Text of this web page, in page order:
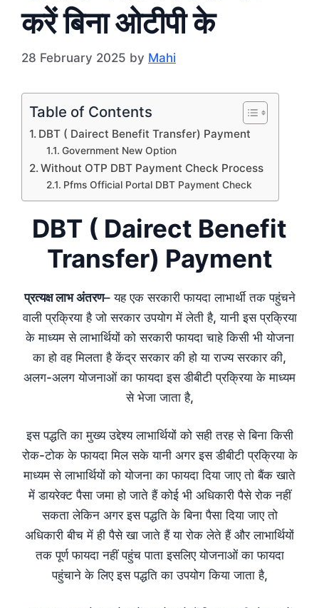
करें बिना ओटीपी के
28 February 2025 by Mahi
Table of Contents
DBT ( Dairect Benefit Transfer) Payment
Government New Option
Without OTP DBT Payment Check Process
Pfms Official Portal DBT Payment Check
DBT ( Dairect Benefit
Transfer) Payment
प्रत्यक्ष लाभ अंतरण– यह एक सरकारी फायदा लाभार्थी तक पहुंचने
वाली प्रक्रिया है जो सरकार उपयोग में लेती है, यानी इस प्रक्रिया
के माध्यम से लाभार्थियों को सरकारी फायदा चाहे किसी भी योजना
का हो वह मिलता है केंद्र सरकार की हो या राज्य सरकार की,
अलग-अलग योजनाओं का फायदा इस डीबीटी प्रक्रिया के माध्यम
से भेजा जाता है,
इस पद्धति का मुख्य उद्देश्य लाभार्थियों को सही तरह से बिना किसी
रोक-टोक के फायदा मिल सके यानी अगर इस डीबीटी प्रक्रिया के
माध्यम से लाभार्थियों को योजना का फायदा दिया जाए तो बैंक खाते
में डायरेक्ट पैसा जमा हो जाते हैं कोई भी अधिकारी पैसे रोक नहीं
सकता लेकिन अगर इस पद्धति के बिना पैसा दिया जाए तो
अधिकारी बीच में ही पैसे खा जाते हैं या रोक लेते हैं और लाभार्थियों
तक पूर्ण फायदा नहीं पहुंच पाता इसलिए योजनाओं का फायदा
पहुंचाने के लिए इस पद्धति का उपयोग किया जाता है,